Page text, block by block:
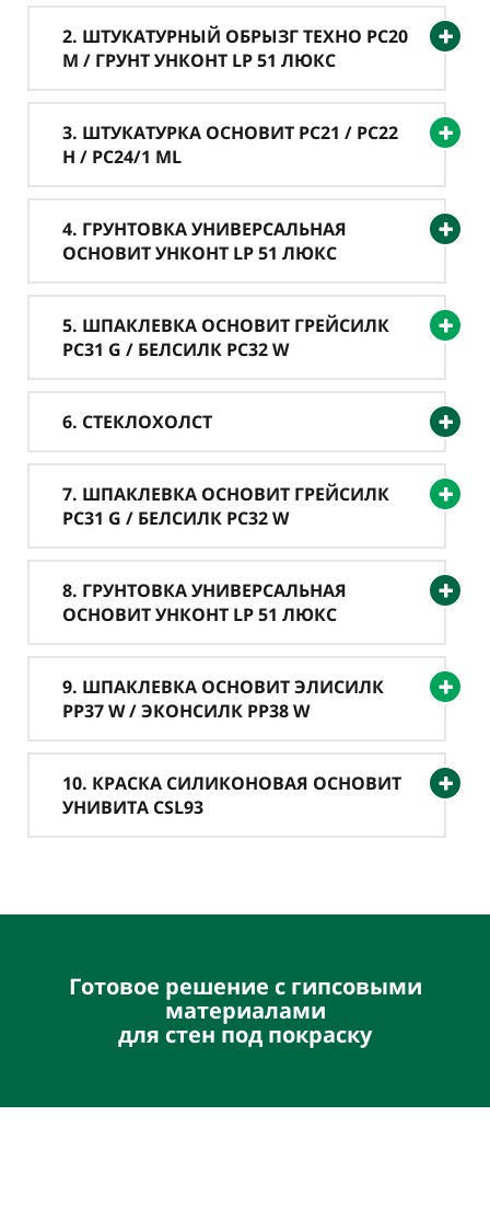
2. ШТУКАТУРНЫЙ ОБРЫЗГ ТЕХНО PC20
M / ГРУНТ УНКОНТ LP 51 ЛЮКС
3. ШТУКАТУРКА ОСНОВИТ PC21 / PC22
H / PC24/1 ML
4. ГРУНТОВКА УНИВЕРСАЛЬНАЯ
ОСНОВИТ УНКОНТ LP 51 ЛЮКС
5. ШПАКЛЕВКА ОСНОВИТ ГРЕЙСИЛК
PC31 G / БЕЛСИЛК PC32 W
6. СТЕКЛОХОЛСТ
7. ШПАКЛЕВКА ОСНОВИТ ГРЕЙСИЛК
PC31 G / БЕЛСИЛК PC32 W
8. ГРУНТОВКА УНИВЕРСАЛЬНАЯ
ОСНОВИТ УНКОНТ LP 51 ЛЮКС
9. ШПАКЛЕВКА ОСНОВИТ ЭЛИСИЛК
PP37 W / ЭКОНСИЛК PP38 W
10. КРАСКА СИЛИКОНОВАЯ ОСНОВИТ
УНИВИТА CSL93
Готовое решение с гипсовыми
материалами
для стен под покраску